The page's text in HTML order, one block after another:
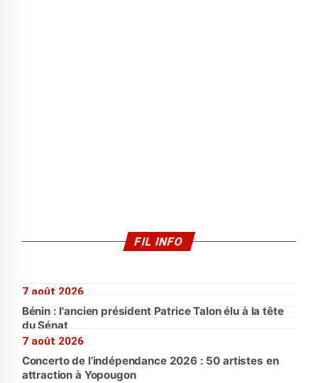
FIL INFO
7 août 2026
Bénin : l'ancien président Patrice Talon élu à la tête
du Sénat
7 août 2026
Concerto de l’indépendance 2026 : 50 artistes en
attraction à Yopougon